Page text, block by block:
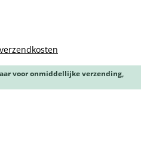
voor onmiddellijke verzending,